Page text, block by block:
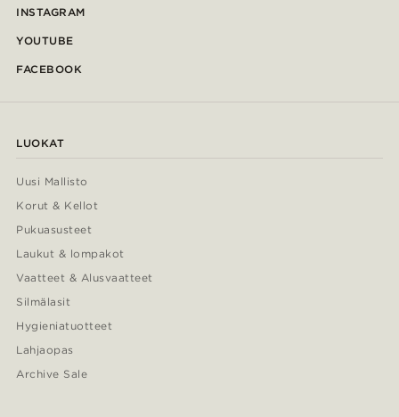
INSTAGRAM
YOUTUBE
FACEBOOK
LUOKAT
Uusi Mallisto
Korut & Kellot
Pukuasusteet
Laukut & lompakot
Vaatteet & Alusvaatteet
Silmälasit
Hygieniatuotteet
Lahjaopas
Archive Sale